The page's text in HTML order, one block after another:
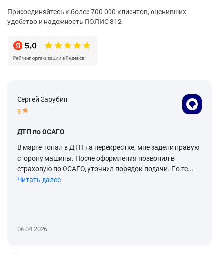
Присоединяйтесь к более 700 000 клиентов, оценивших
удобство и надежность ПОЛИС 812
Сергей Зарубин
5
ДТП по ОСАГО
В марте попал в ДТП на перекрестке, мне задели правую
сторону машины. После оформления позвонил в
страховую по ОСАГО, уточнил порядок подачи. По те...
Читать далее
06.04.2026